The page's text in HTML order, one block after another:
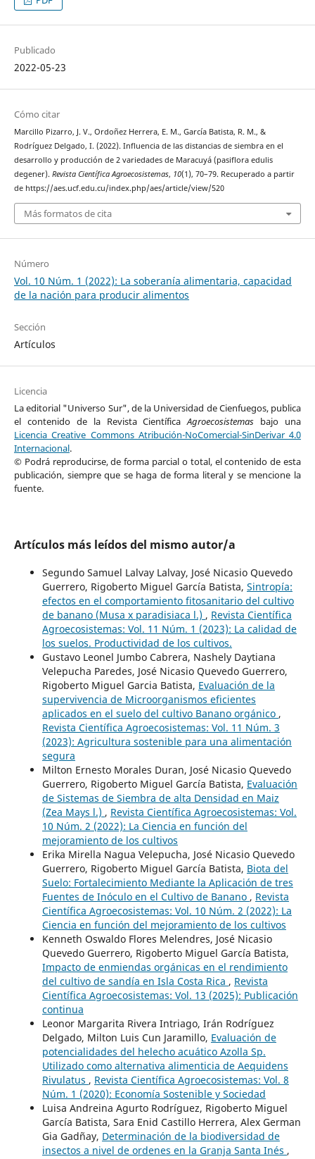
Publicado
2022-05-23
Cómo citar
Marcillo Pizarro, J. V., Ordoñez Herrera, E. M., García Batista, R. M., &
Rodríguez Delgado, I. (2022). Influencia de las distancias de siembra en el
desarrollo y producción de 2 variedades de Maracuyá (pasiflora edulis
degener). Revista Científica Agroecosistemas, 10(1), 70–79. Recuperado a partir
de https://aes.ucf.edu.cu/index.php/aes/article/view/520
Más formatos de cita
Número
Vol. 10 Núm. 1 (2022): La soberanía alimentaria, capacidad
de la nación para producir alimentos
Sección
Artículos
Licencia
La editorial "Universo Sur", de la Universidad de Cienfuegos, publica
el contenido de la Revista Científica Agroecosistemas bajo una
Licencia Creative Commons Atribución-NoComercial-SinDerivar 4.0
Internacional.
© Podrá reproducirse, de forma parcial o total, el contenido de esta
publicación, siempre que se haga de forma literal y se mencione la
fuente.
Artículos más leídos del mismo autor/a
Segundo Samuel Lalvay Lalvay, José Nicasio Quevedo
Guerrero, Rigoberto Miguel García Batista, Sintropía:
efectos en el comportamiento fitosanitario del cultivo
de banano (Musa x paradisiaca l.) , Revista Científica
Agroecosistemas: Vol. 11 Núm. 1 (2023): La calidad de
los suelos. Productividad de los cultivos.
Gustavo Leonel Jumbo Cabrera, Nashely Daytiana
Velepucha Paredes, José Nicasio Quevedo Guerrero,
Rigoberto Miguel Garcia Batista, Evaluación de la
supervivencia de Microorganismos eficientes
aplicados en el suelo del cultivo Banano orgánico ,
Revista Científica Agroecosistemas: Vol. 11 Núm. 3
(2023): Agricultura sostenible para una alimentación
segura
Milton Ernesto Morales Duran, José Nicasio Quevedo
Guerrero, Rigoberto Miguel García Batista, Evaluación
de Sistemas de Siembra de alta Densidad en Maiz
(Zea Mays l.) , Revista Científica Agroecosistemas: Vol.
10 Núm. 2 (2022): La Ciencia en función del
mejoramiento de los cultivos
Erika Mirella Nagua Velepucha, José Nicasio Quevedo
Guerrero, Rigoberto Miguel García Batista, Biota del
Suelo: Fortalecimiento Mediante la Aplicación de tres
Fuentes de Inóculo en el Cultivo de Banano , Revista
Científica Agroecosistemas: Vol. 10 Núm. 2 (2022): La
Ciencia en función del mejoramiento de los cultivos
Kenneth Oswaldo Flores Melendres, José Nicasio
Quevedo Guerrero, Rigoberto Miguel García Batista,
Impacto de enmiendas orgánicas en el rendimiento
del cultivo de sandía en Isla Costa Rica , Revista
Científica Agroecosistemas: Vol. 13 (2025): Publicación
continua
Leonor Margarita Rivera Intriago, Irán Rodríguez
Delgado, Milton Luis Cun Jaramillo, Evaluación de
potencialidades del helecho acuático Azolla Sp.
Utilizado como alternativa alimenticia de Aequidens
Rivulatus , Revista Científica Agroecosistemas: Vol. 8
Núm. 1 (2020): Economía Sostenible y Sociedad
Luisa Andreina Agurto Rodríguez, Rigoberto Miguel
García Batista, Sara Enid Castillo Herrera, Alex German
Gia Gadñay, Determinación de la biodiversidad de
insectos a nivel de ordenes en la Granja Santa Inés ,